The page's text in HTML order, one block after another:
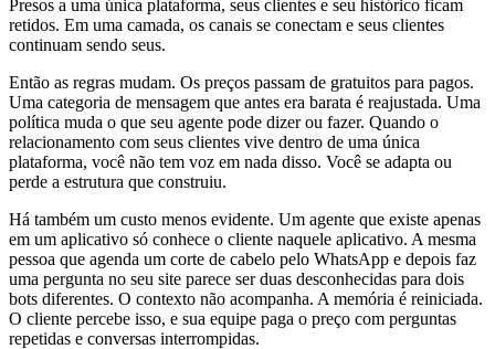
Presos a uma única plataforma, seus clientes e seu histórico ficam
retidos. Em uma camada, os canais se conectam e seus clientes
continuam sendo seus.
Então as regras mudam. Os preços passam de gratuitos para pagos.
Uma categoria de mensagem que antes era barata é reajustada. Uma
política muda o que seu agente pode dizer ou fazer. Quando o
relacionamento com seus clientes vive dentro de uma única
plataforma, você não tem voz em nada disso. Você se adapta ou
perde a estrutura que construiu.
Há também um custo menos evidente. Um agente que existe apenas
em um aplicativo só conhece o cliente naquele aplicativo. A mesma
pessoa que agenda um corte de cabelo pelo WhatsApp e depois faz
uma pergunta no seu site parece ser duas desconhecidas para dois
bots diferentes. O contexto não acompanha. A memória é reiniciada.
O cliente percebe isso, e sua equipe paga o preço com perguntas
repetidas e conversas interrompidas.